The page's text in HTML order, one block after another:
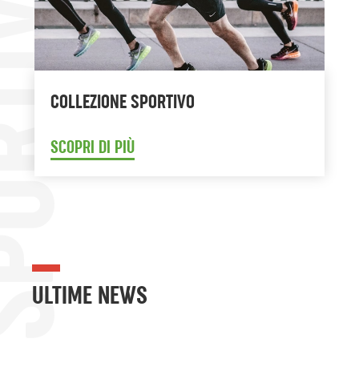
COLLEZIONE SPORTIVO
SCOPRI DI PIÙ
ULTIME NEWS